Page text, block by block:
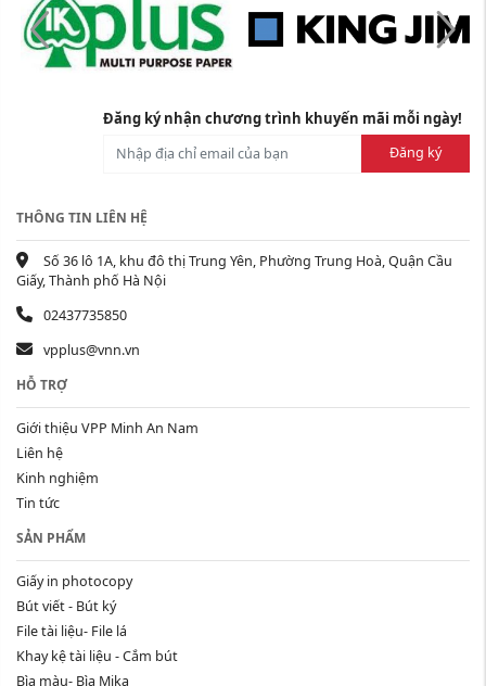
Đăng ký nhận chương trình khuyến mãi mỗi ngày!
Đăng ký
THÔNG TIN LIÊN HỆ
Số 36 lô 1A, khu đô thị Trung Yên, Phường Trung Hoà, Quận Cầu
Giấy, Thành phố Hà Nội
02437735850
vpplus@vnn.vn
HỖ TRỢ
Giới thiệu VPP Minh An Nam
Liên hệ
Kinh nghiệm
Tin tức
SẢN PHẨM
Giấy in photocopy
Bút viết - Bút ký
File tài liệu- File lá
Khay kệ tài liệu - Cắm bút
Bìa màu- Bìa Mika